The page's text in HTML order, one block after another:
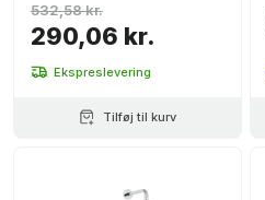
290,06 kr.
532,58 kr.
Ekspreslevering
Tilføj til kurv